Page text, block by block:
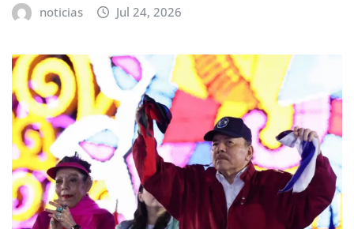
noticias Jul 24, 2026